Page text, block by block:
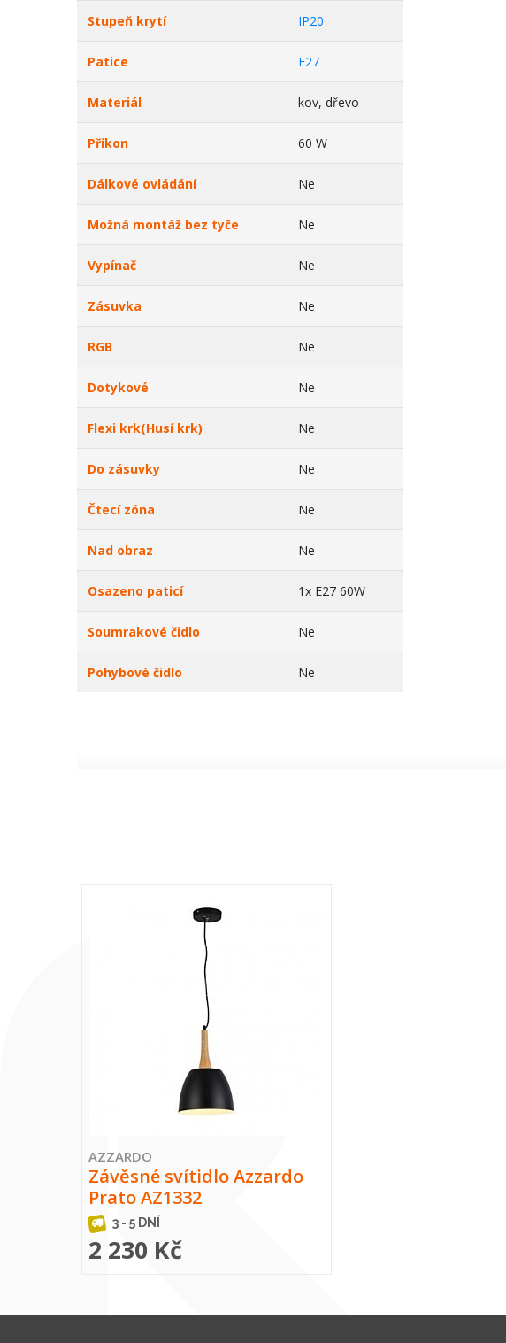
Stupeň krytí IP20
Patice E27
Materiál kov, dřevo
Příkon 60 W
Dálkové ovládání Ne
Možná montáž bez tyče Ne
Vypínač Ne
Zásuvka Ne
RGB Ne
Dotykové Ne
Flexi krk(Husí krk) Ne
Do zásuvky Ne
Čtecí zóna Ne
Nad obraz Ne
Osazeno paticí 1x E27 60W
Soumrakové čidlo Ne
Pohybové čidlo Ne
AZZARDO
Závěsné svítidlo Azzardo
Prato AZ1332
3 - 5 DNÍ
2 230 Kč